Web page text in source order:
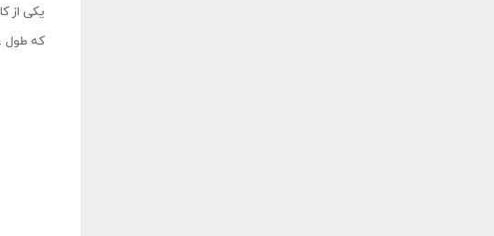
یکی از
که طول